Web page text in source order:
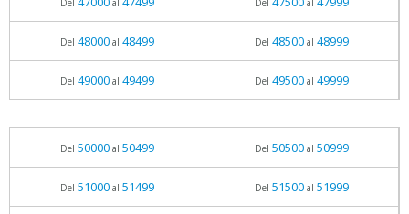
Del al Del al
Del 48000al 48499 Del 48500al 48999
Del 49000al 49499 Del 49500al 49999
Del 50000al 50499 Del 50500al 50999
Del 51000al 51499 Del 51500al 51999